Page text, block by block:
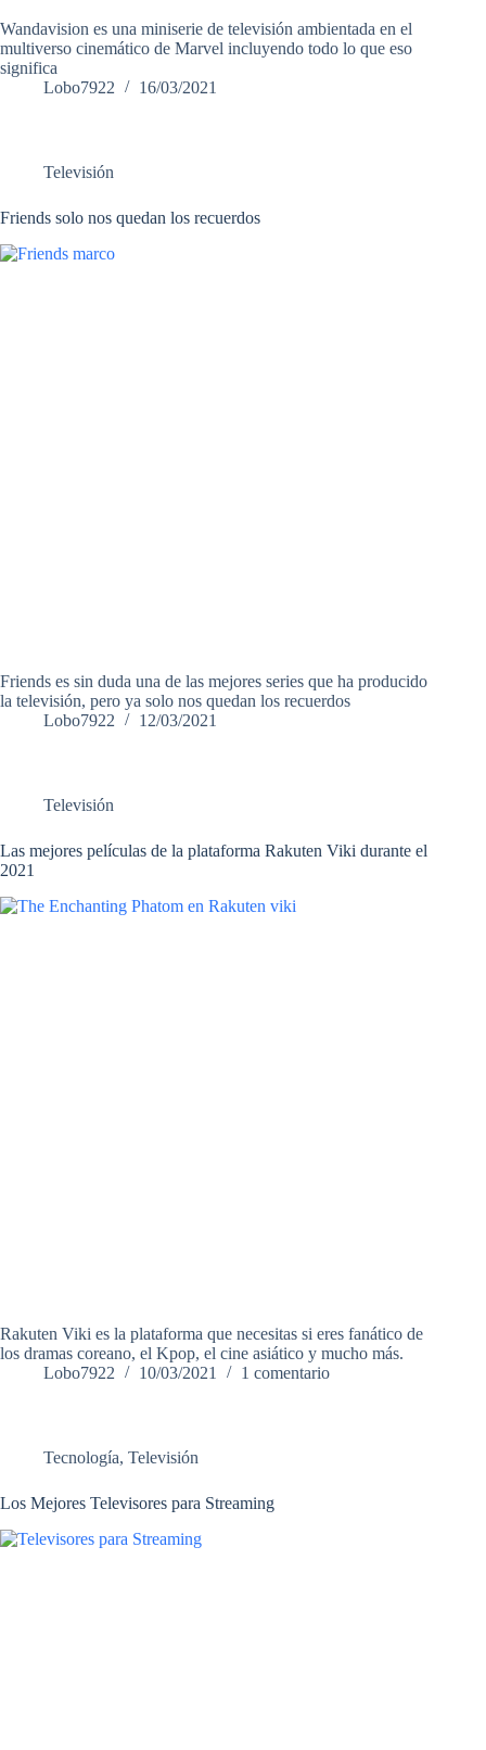
Wandavision es una miniserie de televisión ambientada en el
multiverso cinemático de Marvel incluyendo todo lo que eso
significa
Lobo7922
16/03/2021
Televisión
Friends solo nos quedan los recuerdos
Friends es sin duda una de las mejores series que ha producido
la televisión, pero ya solo nos quedan los recuerdos
Lobo7922
12/03/2021
Televisión
Las mejores películas de la plataforma Rakuten Viki durante el
2021
Rakuten Viki es la plataforma que necesitas si eres fanático de
los dramas coreano, el Kpop, el cine asiático y mucho más.
Lobo7922
10/03/2021 1 comentario
Tecnología, Televisión
Los Mejores Televisores para Streaming